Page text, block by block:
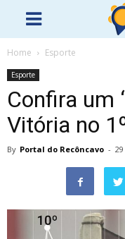
Home Esporte
Esporte
Confira um
Vitória no
By Portal do Recôncavo -